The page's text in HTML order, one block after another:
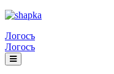
Логосъ
Логосъ